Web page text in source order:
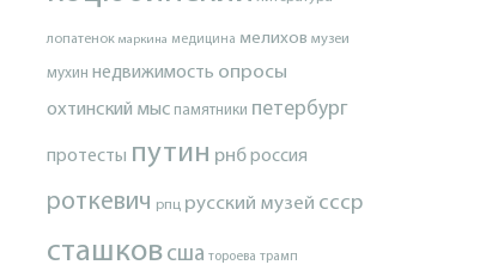
лопатенок маркина медицина мелихов музеи
мухин недвижимость опросы
охтинский мыс памятники петербург
протесты путин рнброссия
роткевич рпц русский музей ссср
сташков сша тороева трамп